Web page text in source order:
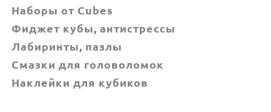
Наборы от Cubes
Фиджет кубы, антистрессы
Лабиринты, пазлы
Смазки для головоломок
Наклейки для кубиков